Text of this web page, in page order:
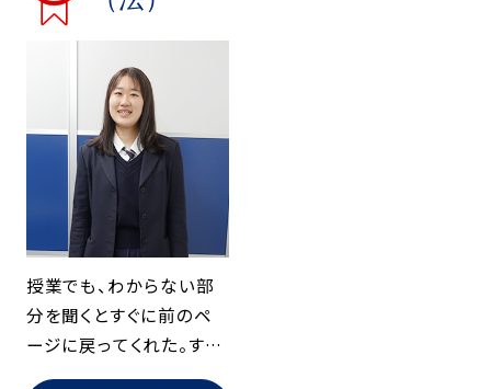
授業でも、わからない部
分を聞くとすぐに前のペ
ージに戻ってくれた。すご
く質問しやすい雰囲気で